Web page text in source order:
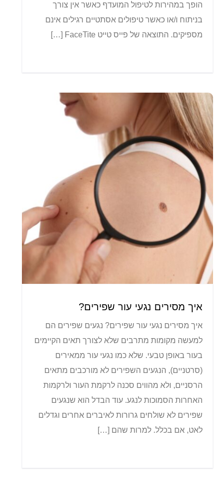
הופך במהירות לטיפול המועדף כאשר אין צורך
בניתוח ו/או כאשר טיפולים אסתטיים רגילים אינם
מספיקים. התוצאה של פייס טייט FaceTite […]
איך מסירים נגעי עור שפירים?
איך מסירים נגעי עור שפירים? נגעים שפירים הם
למעשה מקומות מתרבים שלא לצורך תאים הקיימים
בעור באופן טבעי. שלא כמו נגעי עור ממאירים
(סרטניים), הנגעים השפירים לא מורכבים מתאים
הרסניים, ולא מהווים סכנה לרקמת העור ולרקמות
האחרות הסמוכות לנגע. עוד הבדל הוא שנגעים
שפירים לא שולחים גרורות לאיברים אחרים וגדלים
לאט, אם בכלל. למרות שהם […]